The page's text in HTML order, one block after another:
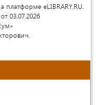
eLIBRARY.RU.
03.07.2026